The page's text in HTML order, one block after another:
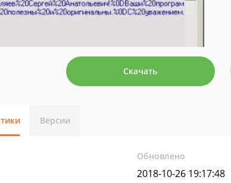
Скачать
Версии
Обновлено
2018-10-26 19:17:48